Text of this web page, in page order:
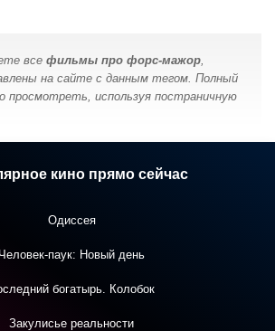
все фильмы про форс-мажор,
на сайте с данным тегом. Полный
просмотреть, используя постраничную
кино прямо сейчас
Одиссея
Человек-паук: Новый день
богатырь. Колобок
Закулисье реальности